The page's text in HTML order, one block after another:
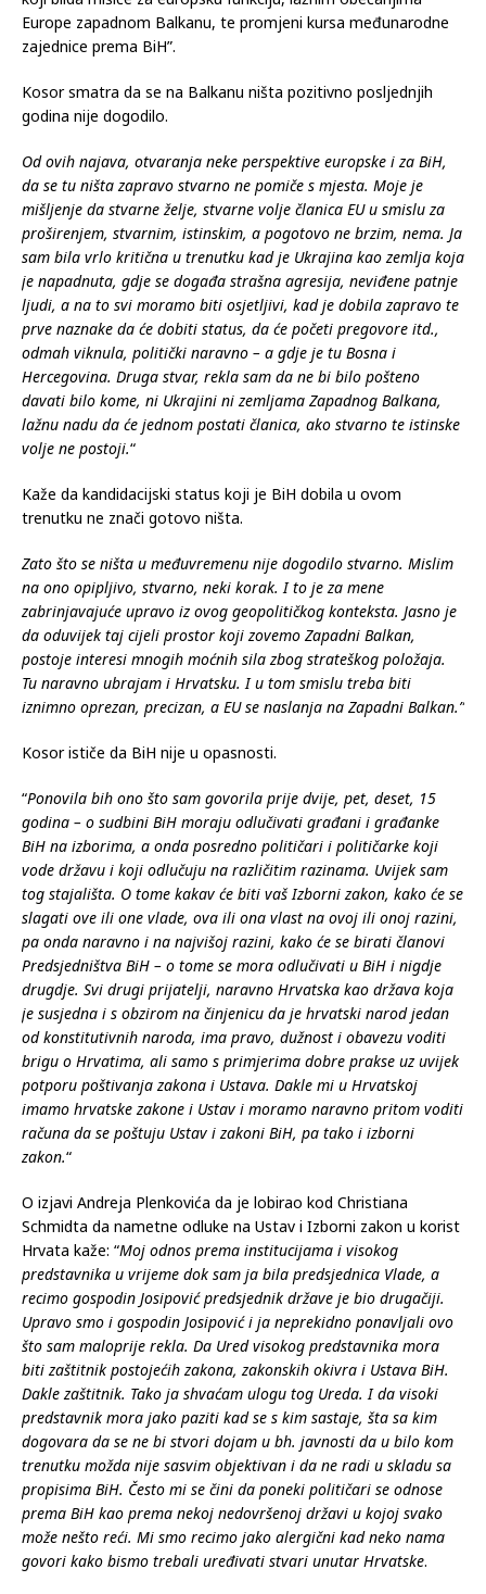
Europe zapadnom Balkanu, te promjeni kursa međunarodne
zajednice prema BiH”.
Kosor smatra da se na Balkanu ništa pozitivno posljednjih
godina nije dogodilo.
Od ovih najava, otvaranja neke perspektive europske i za BiH,
da se tu ništa zapravo stvarno ne pomiče s mjesta. Moje je
mišljenje da stvarne želje, stvarne volje članica EU u smislu za
proširenjem, stvarnim, istinskim, a pogotovo ne brzim, nema. Ja
sam bila vrlo kritična u trenutku kad je Ukrajina kao zemlja koja
je napadnuta, gdje se događa strašna agresija, neviđene patnje
ljudi, a na to svi moramo biti osjetljivi, kad je dobila zapravo te
prve naznake da će dobiti status, da će početi pregovore itd.,
odmah viknula, politički naravno – a gdje je tu Bosna i
Hercegovina. Druga stvar, rekla sam da ne bi bilo pošteno
davati bilo kome, ni Ukrajini ni zemljama Zapadnog Balkana,
lažnu nadu da će jednom postati članica, ako stvarno te istinske
volje ne postoji.“
Kaže da kandidacijski status koji je BiH dobila u ovom
trenutku ne znači gotovo ništa.
Zato što se ništa u međuvremenu nije dogodilo stvarno. Mislim
na ono opipljivo, stvarno, neki korak. I to je za mene
zabrinjavajuće upravo iz ovog geopolitičkog konteksta. Jasno je
da oduvijek taj cijeli prostor koji zovemo Zapadni Balkan,
postoje interesi mnogih moćnih sila zbog strateškog položaja.
Tu naravno ubrajam i Hrvatsku. I u tom smislu treba biti
iznimno oprezan, precizan, a EU se naslanja na Zapadni Balkan.”
Kosor ističe da BiH nije u opasnosti.
“Ponovila bih ono što sam govorila prije dvije, pet, deset, 15
godina – o sudbini BiH moraju odlučivati građani i građanke
BiH na izborima, a onda posredno političari i političarke koji
vode državu i koji odlučuju na različitim razinama. Uvijek sam
tog stajališta. O tome kakav će biti vaš Izborni zakon, kako će se
slagati ove ili one vlade, ova ili ona vlast na ovoj ili onoj razini,
pa onda naravno i na najvišoj razini, kako će se birati članovi
Predsjedništva BiH – o tome se mora odlučivati u BiH i nigdje
drugdje. Svi drugi prijatelji, naravno Hrvatska kao država koja
je susjedna i s obzirom na činjenicu da je hrvatski narod jedan
od konstitutivnih naroda, ima pravo, dužnost i obavezu voditi
brigu o Hrvatima, ali samo s primjerima dobre prakse uz uvijek
potporu poštivanja zakona i Ustava. Dakle mi u Hrvatskoj
imamo hrvatske zakone i Ustav i moramo naravno pritom voditi
računa da se poštuju Ustav i zakoni BiH, pa tako i izborni
zakon.“
O izjavi Andreja Plenkovića da je lobirao kod Christiana
Schmidta da nametne odluke na Ustav i Izborni zakon u korist
Hrvata kaže: “Moj odnos prema institucijama i visokog
predstavnika u vrijeme dok sam ja bila predsjednica Vlade, a
recimo gospodin Josipović predsjednik države je bio drugačiji.
Upravo smo i gospodin Josipović i ja neprekidno ponavljali ovo
što sam maloprije rekla. Da Ured visokog predstavnika mora
biti zaštitnik postojećih zakona, zakonskih okivra i Ustava BiH.
Dakle zaštitnik. Tako ja shvaćam ulogu tog Ureda. I da visoki
predstavnik mora jako paziti kad se s kim sastaje, šta sa kim
dogovara da se ne bi stvori dojam u bh. javnosti da u bilo kom
trenutku možda nije sasvim objektivan i da ne radi u skladu sa
propisima BiH. Često mi se čini da poneki političari se odnose
prema BiH kao prema nekoj nedovršenoj državi u kojoj svako
može nešto reći. Mi smo recimo jako alergični kad neko nama
govori kako bismo trebali uređivati stvari unutar Hrvatske.